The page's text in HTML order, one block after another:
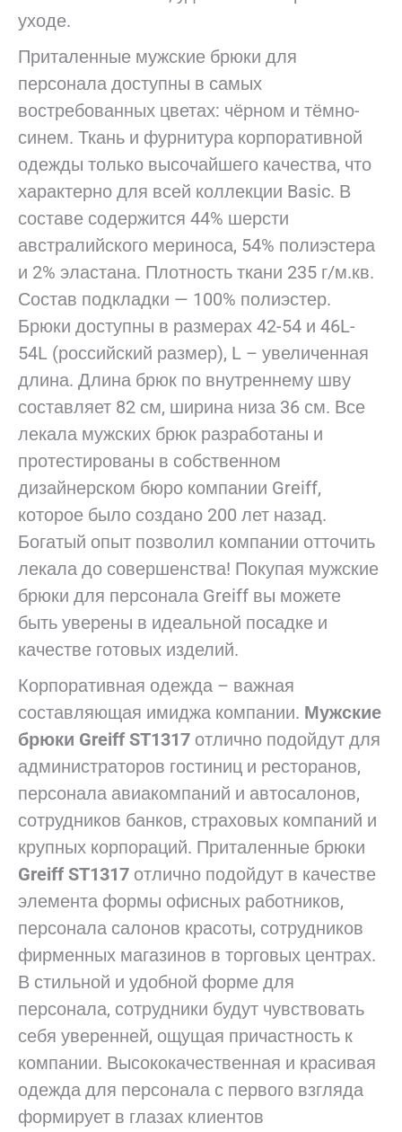
уходе.
Приталенные мужские брюки для
персонала доступны в самых
востребованных цветах: чёрном и тёмно-
синем. Ткань и фурнитура корпоративной
одежды только высочайшего качества, что
характерно для всей коллекции Basic. В
составе содержится 44% шерсти
австралийского мериноса, 54% полиэстера
и 2% эластана. Плотность ткани 235 г/м.кв.
Состав подкладки — 100% полиэстер.
Брюки доступны в размерах 42-54 и 46L-
54L (российский размер), L – увеличенная
длина. Длина брюк по внутреннему шву
составляет 82 см, ширина низа 36 см. Все
лекала мужских брюк разработаны и
протестированы в собственном
дизайнерском бюро компании Greiff,
которое было создано 200 лет назад.
Богатый опыт позволил компании отточить
лекала до совершенства! Покупая мужские
брюки для персонала Greiff вы можете
быть уверены в идеальной посадке и
качестве готовых изделий.
Корпоративная одежда – важная
составляющая имиджа компании. Мужские
брюки Greiff ST1317 отлично подойдут для
администраторов гостиниц и ресторанов,
персонала авиакомпаний и автосалонов,
сотрудников банков, страховых компаний и
крупных корпораций. Приталенные брюки
Greiff ST1317 отлично подойдут в качестве
элемента формы офисных работников,
персонала салонов красоты, сотрудников
фирменных магазинов в торговых центрах.
В стильной и удобной форме для
персонала, сотрудники будут чувствовать
себя уверенней, ощущая причастность к
компании. Высококачественная и красивая
одежда для персонала с первого взгляда
формирует в глазах клиентов